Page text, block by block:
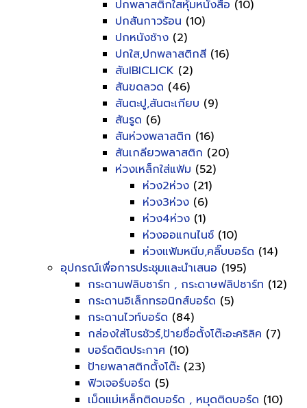
ปกพลาสติกใสหุ้มหนังสือ (10)
ปกสันกาวร้อน (10)
ปกหนังช้าง (2)
ปกใส,ปกพลาสติกสี (16)
สันIBICLICK (2)
สันขดลวด (46)
สันตะปู,สันตะเกียบ (9)
สันรูด (6)
สันห่วงพลาสติก (16)
สันเกลียวพลาสติก (20)
ห่วงเหล็กใส่แฟ้ม (52)
ห่วง2ห่วง (21)
ห่วง3ห่วง (6)
ห่วง4ห่วง (1)
ห่วงออแกนไนซ์ (10)
ห่วงแฟ้มหนีบ,คลิ๊บบอร์ด (14)
อุปกรณ์เพื่อการประชุมและนำเสนอ (195)
กระดานฟลิบชาร์ท , กระดาษฟลิปชาร์ท (12)
กระดานอิเล็กทรอนิกส์บอร์ด (5)
กระดานไวท์บอร์ด (84)
กล่องใส่โบรชัวร์,ป้ายชื่อตั้งโต๊ะอะคริลิค (7)
บอร์ดติดประกาศ (10)
ป้ายพลาสติกตั้งโต๊ะ (23)
ฟิวเจอร์บอร์ด (5)
เม็ดแม่เหล็กติดบอร์ด , หมุดติดบอร์ด (10)